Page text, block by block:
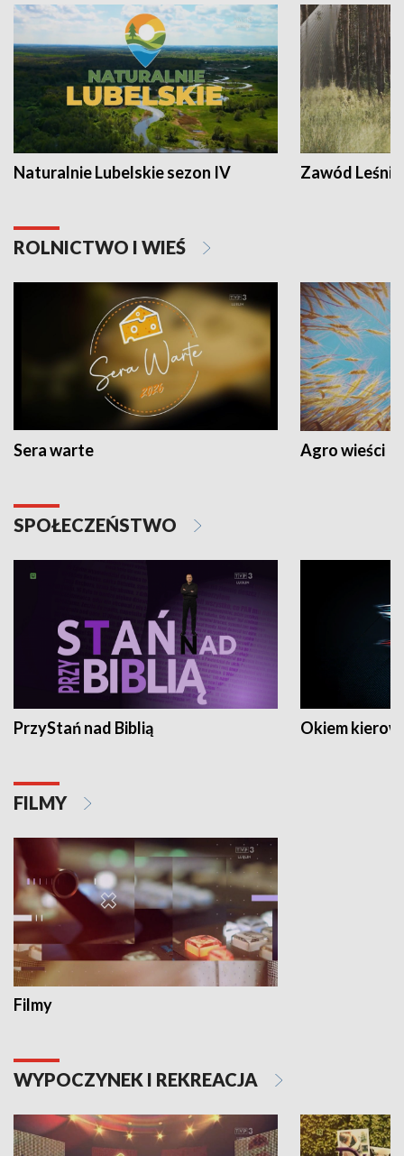
Naturalnie Lubelskie sezon IV Zawód Leśnik
ROLNICTWO I WIEŚ
Sera warte Agro wieści
SPOŁECZEŃSTWO
PrzyStań nad Biblią Okiem
FILMY
Filmy
WYPOCZYNEK I REKREACJA